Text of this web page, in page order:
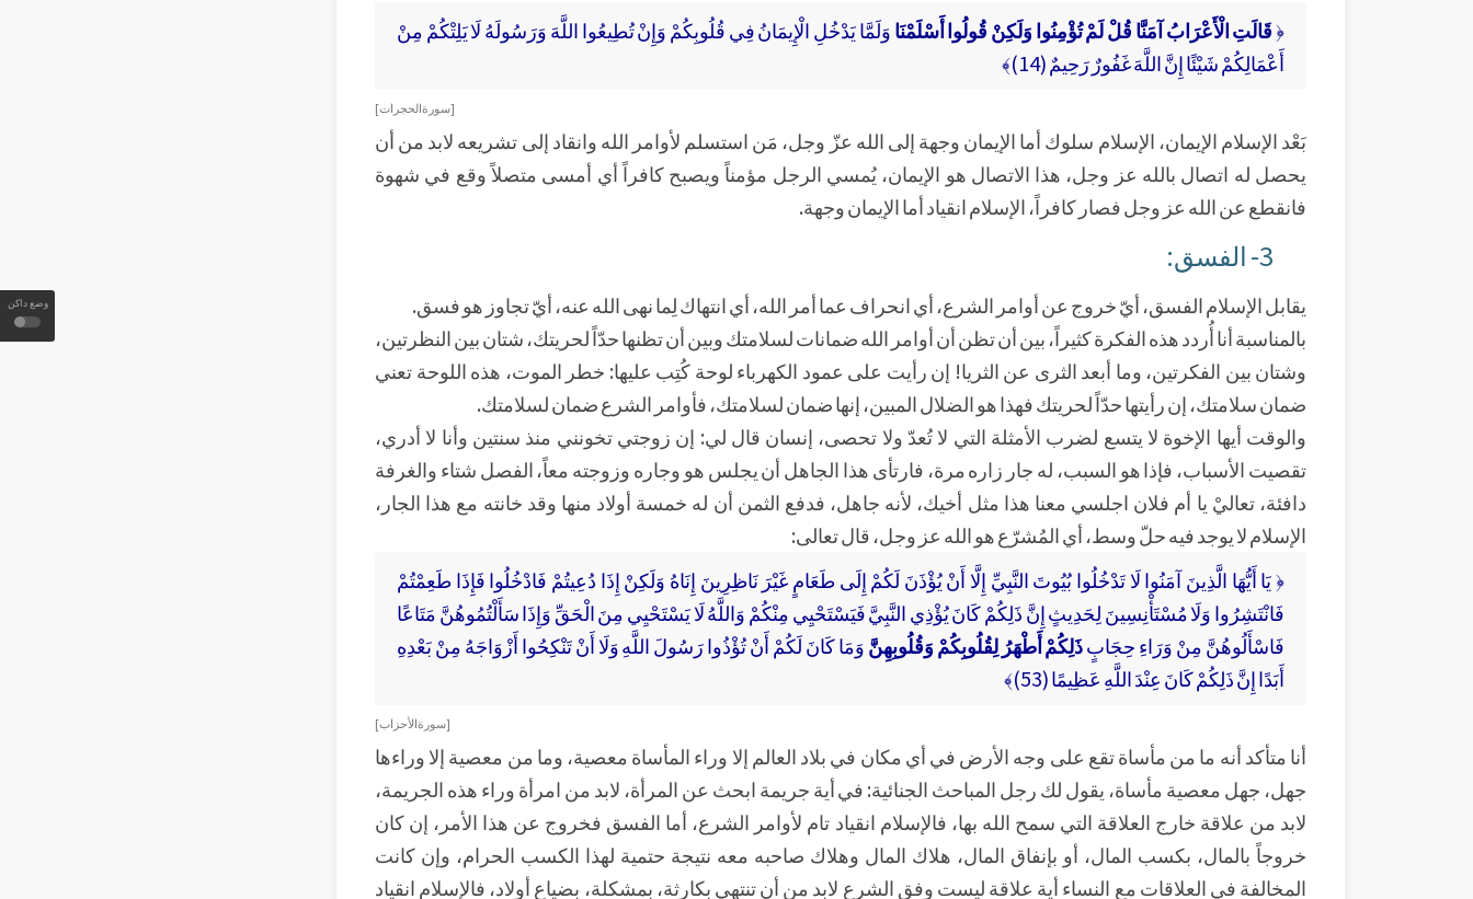
وضع داكن
﴿قَالَتِ الْأَعْرَابُ آمَنَّا قُلْ لَمْ تُؤْمِنُوا وَلَكِنْ قُولُوا أَسْلَمْنَاوَلَمَّا يَدْخُلِ الْإِيمَانُ فِي قُلُوبِكُمْ وَإِنْ تُطِيعُوا اللَّهَ وَرَسُولَهُ لَا يَلِتْكُمْ مِنْ
أَعْمَالِكُمْ شَيْئًا إِنَّ اللَّهَ غَفُورٌ رَحِيمٌ (14)﴾
[ سورة الحجرات ]
بَعْد الإسلام الإيمان، الإسلام سلوك أما الإيمان وجهة إلى الله عزّ وجل، مَن استسلم لأوامر الله وانقاد إلى تشريعه لابد من أن
يحصل له اتصال بالله عز وجل، هذا الاتصال هو الإيمان، يُمسي الرجل مؤمناً ويصبح كافراً أي أمسى متصلاً وقع في شهوة
فانقطع عن الله عز وجل فصار كافراً، الإسلام انقياد أما الإيمان وجهة.
3- الفسق:
يقابل الإسلام الفسق، أيّ خروج عن أوامر الشرع، أي انحراف عما أمر الله، أي انتهاك لِما نهى الله عنه، أيّ تجاوز هو فسق.
بالمناسبة أنا أُردد هذه الفكرة كثيراً، بين أن تظن أن أوامر الله ضمانات لسلامتك وبين أن تظنها حدّاً لحريتك، شتان بين النظرتين،
وشتان بين الفكرتين، وما أبعد الثرى عن الثريا! إن رأيت على عمود الكهرباء لوحة كُتِب عليها: خطر الموت، هذه اللوحة تعني
ضمان سلامتك، إن رأيتها حدّاً لحريتك فهذا هو الضلال المبين، إنها ضمان لسلامتك، فأوامر الشرع ضمان لسلامتك.
والوقت أيها الإخوة لا يتسع لضرب الأمثلة التي لا تُعدّ ولا تحصى، إنسان قال لي: إن زوجتي تخونني منذ سنتين وأنا لا أدري،
تقصيت الأسباب، فإذا هو السبب، له جار زاره مرة، فارتأى هذا الجاهل أن يجلس هو وجاره وزوجته معاً، الفصل شتاء والغرفة
دافئة، تعاليْ يا أم فلان اجلسي معنا هذا مثل أخيك، لأنه جاهل، فدفع الثمن أن له خمسة أولاد منها وقد خانته مع هذا الجار،
الإسلام لا يوجد فيه حلّ وسط، أي المُشرّع هو الله عز وجل، قال تعالى:
﴿ يَا أَيُّهَا الَّذِينَ آمَنُوا لَا تَدْخُلُوا بُيُوتَ النَّبِيِّ إِلَّا أَنْ يُؤْذَنَ لَكُمْ إِلَى طَعَامٍ غَيْرَ نَاظِرِينَ إِنَاهُ وَلَكِنْ إِذَا دُعِيتُمْ فَادْخُلُوا فَإِذَا طَعِمْتُمْ
فَانْتَشِرُوا وَلَا مُسْتَأْنِسِينَ لِحَدِيثٍ إِنَّ ذَلِكُمْ كَانَ يُؤْذِي النَّبِيَّ فَيَسْتَحْيِي مِنْكُمْ وَاللَّهُ لَا يَسْتَحْيِي مِنَ الْحَقِّ وَإِذَا سَأَلْتُمُوهُنَّ مَتَاعًا
فَاسْأَلُوهُنَّ مِنْ وَرَاءِ حِجَابٍذَلِكُمْ أَطْهَرُ لِقُلُوبِكُمْ وَقُلُوبِهِنَّوَمَا كَانَ لَكُمْ أَنْ تُؤْذُوا رَسُولَ اللَّهِ وَلَا أَنْ تَنْكِحُوا أَزْوَاجَهُ مِنْ بَعْدِهِ
أَبَدًا إِنَّ ذَلِكُمْ كَانَ عِنْدَ اللَّهِ عَظِيمًا (53)﴾
[ سورة الأحزاب ]
أنا متأكد أنه ما من مأساة تقع على وجه الأرض في أي مكان في بلاد العالم إلا وراء المأساة معصية، وما من معصية إلا وراءها
جهل، جهل معصية مأساة، يقول لك رجل المباحث الجنائية: في أية جريمة ابحث عن المرأة، لابد من امرأة وراء هذه الجريمة،
لابد من علاقة خارج العلاقة التي سمح الله بها، فالإسلام انقياد تام لأوامر الشرع، أما الفسق فخروج عن هذا الأمر، إن كان
خروجاً بالمال، بكسب المال، أو بإنفاق المال، هلاك المال وهلاك صاحبه معه نتيجة حتمية لهذا الكسب الحرام، وإن كانت
المخالفة في العلاقات مع النساء أية علاقة ليست وفق الشرع لابد من أن تنتهي بكارثة، بمشكلة، بضياع أولاد، فالإسلام انقياد